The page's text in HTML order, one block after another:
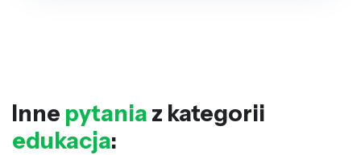
Inne pytania z kategorii
edukacja: